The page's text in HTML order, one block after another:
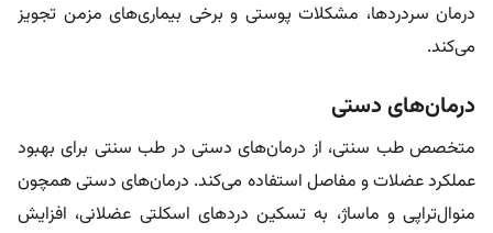
درمان سردردها، مشکلات پوستی و برخی بیماری‌های مزمن تجویز
می‌کند.
درمان‌های دستی
متخصص طب سنتی، از درمان‌های دستی در طب سنتی برای بهبود
عملکرد عضلات و مفاصل استفاده می‌کند. درمان‌های دستی همچون
منوال‌تراپی و ماساژ، به تسکین دردهای اسکلتی عضلانی، افزایش